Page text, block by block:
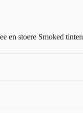
en stoere Smoked tinten